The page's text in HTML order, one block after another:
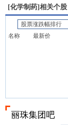
[化学制药]相关个股
股票涨跌幅排行
名称
最新价
丽珠集团吧